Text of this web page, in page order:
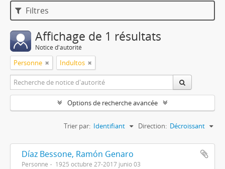
Filtres
Affichage de 1 résultats
Notice d'autorité
Personne Indultos
Options de recherche avancée
Trier par: Identifiant Direction: Décroissant
Díaz Bessone, Ramón Genaro
Personne 1925 octubre 27-2017 junio 03